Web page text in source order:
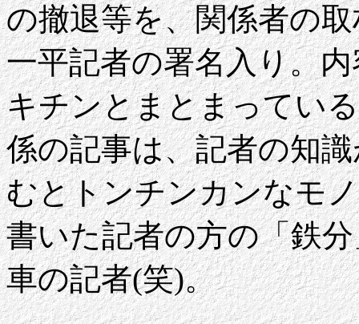
の撤退等を、関係者の
一平記者の署名入り。
キチンとまとまってい
係の記事は、記者の知
むとトンチンカンなモ
書いた記者の方の「鉄
車の記者(笑)。